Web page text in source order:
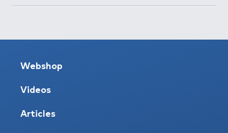
Webshop
Videos
Articles